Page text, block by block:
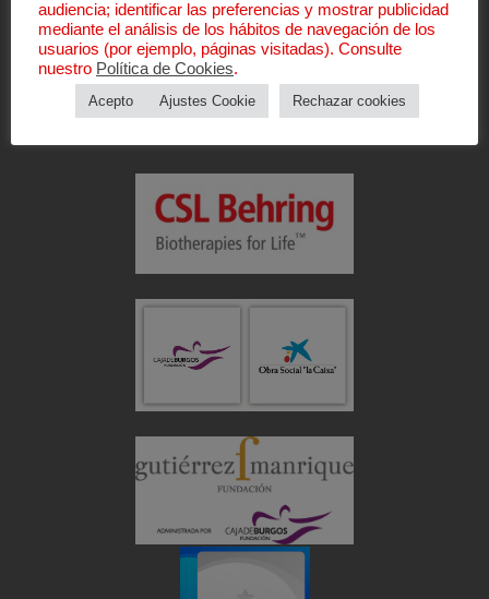
Política de Cookies
Canal de denuncias
Política Sistema Interno Información
Procedimiento Sistema Interno Información
Colabora
audiencia; identificar las preferencias y mostrar publicidad
mediante el análisis de los hábitos de navegación de los
usuarios (por ejemplo, páginas visitadas). Consulte
nuestro Política de Cookies.
Acepto Ajustes Cookie Rechazar cookies